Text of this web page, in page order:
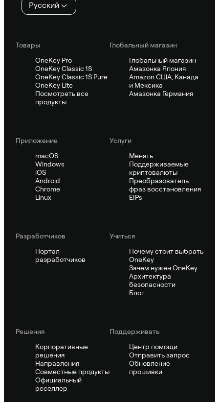
Русский
Товары
OneKey Pro
OneKey Classic 1S
OneKey Classic 1S Pure
OneKey Lite
Посмотреть все
продукты
Глобальный магазин
Глобальный магазин
Амазонка Япония
Amazon США, Канада
и Мексика
Амазонка Германия
Приложение
macOS
Windows
iOS
Android
Chrome
Linux
Услуги
Менять
Поддерживаемые
криптовалюты
Преобразователь
фраз восстановления
EIPs
Pазработчиков
Портал
разработчиков
Учиться
Почему стоит выбрать
OneKey
Зачем нужен OneKey
Архитектура
безопасности
Блог
Решения
Корпоративные
решения
Направления
Совместные продукты
Официальный
реселлер
Поддерживать
Центр помощи
Отправить запрос
Обновление
прошивки